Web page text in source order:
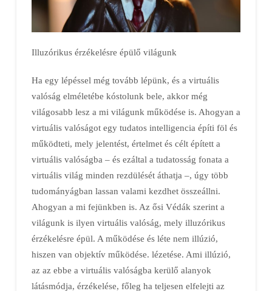
Illuzórikus érzékelésre épülő világunk
Ha egy lépéssel még tovább lépünk, és a virtuális
valóság elméletébe kóstolunk bele, akkor még
világosabb lesz a mi világunk működése is. Ahogyan a
virtuális valóságot egy tudatos intelligencia építi föl és
működteti, mely jelentést, értelmet és célt épített a
virtuális valóságba – és ezáltal a tudatosság fonata a
virtuális világ minden rezdülését áthatja –, úgy több
tudományágban lassan valami kezdhet összeállni.
Ahogyan a mi fejünkben is. Az ősi Védák szerint a
világunk is ilyen virtuális valóság, mely illuzórikus
érzékelésre épül. A működése és léte nem illúzió,
hiszen van objektív működése. lézetése. Ami illúzió,
az az ebbe a virtuális valóságba kerülő alanyok
látásmódja, érzékelése, főleg ha teljesen elfelejti az